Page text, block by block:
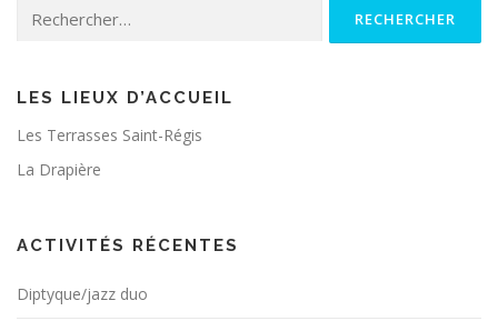
LES LIEUX D’ACCUEIL
Les Terrasses Saint-Régis
La Drapière
ACTIVITÉS RÉCENTES
Diptyque/jazz duo